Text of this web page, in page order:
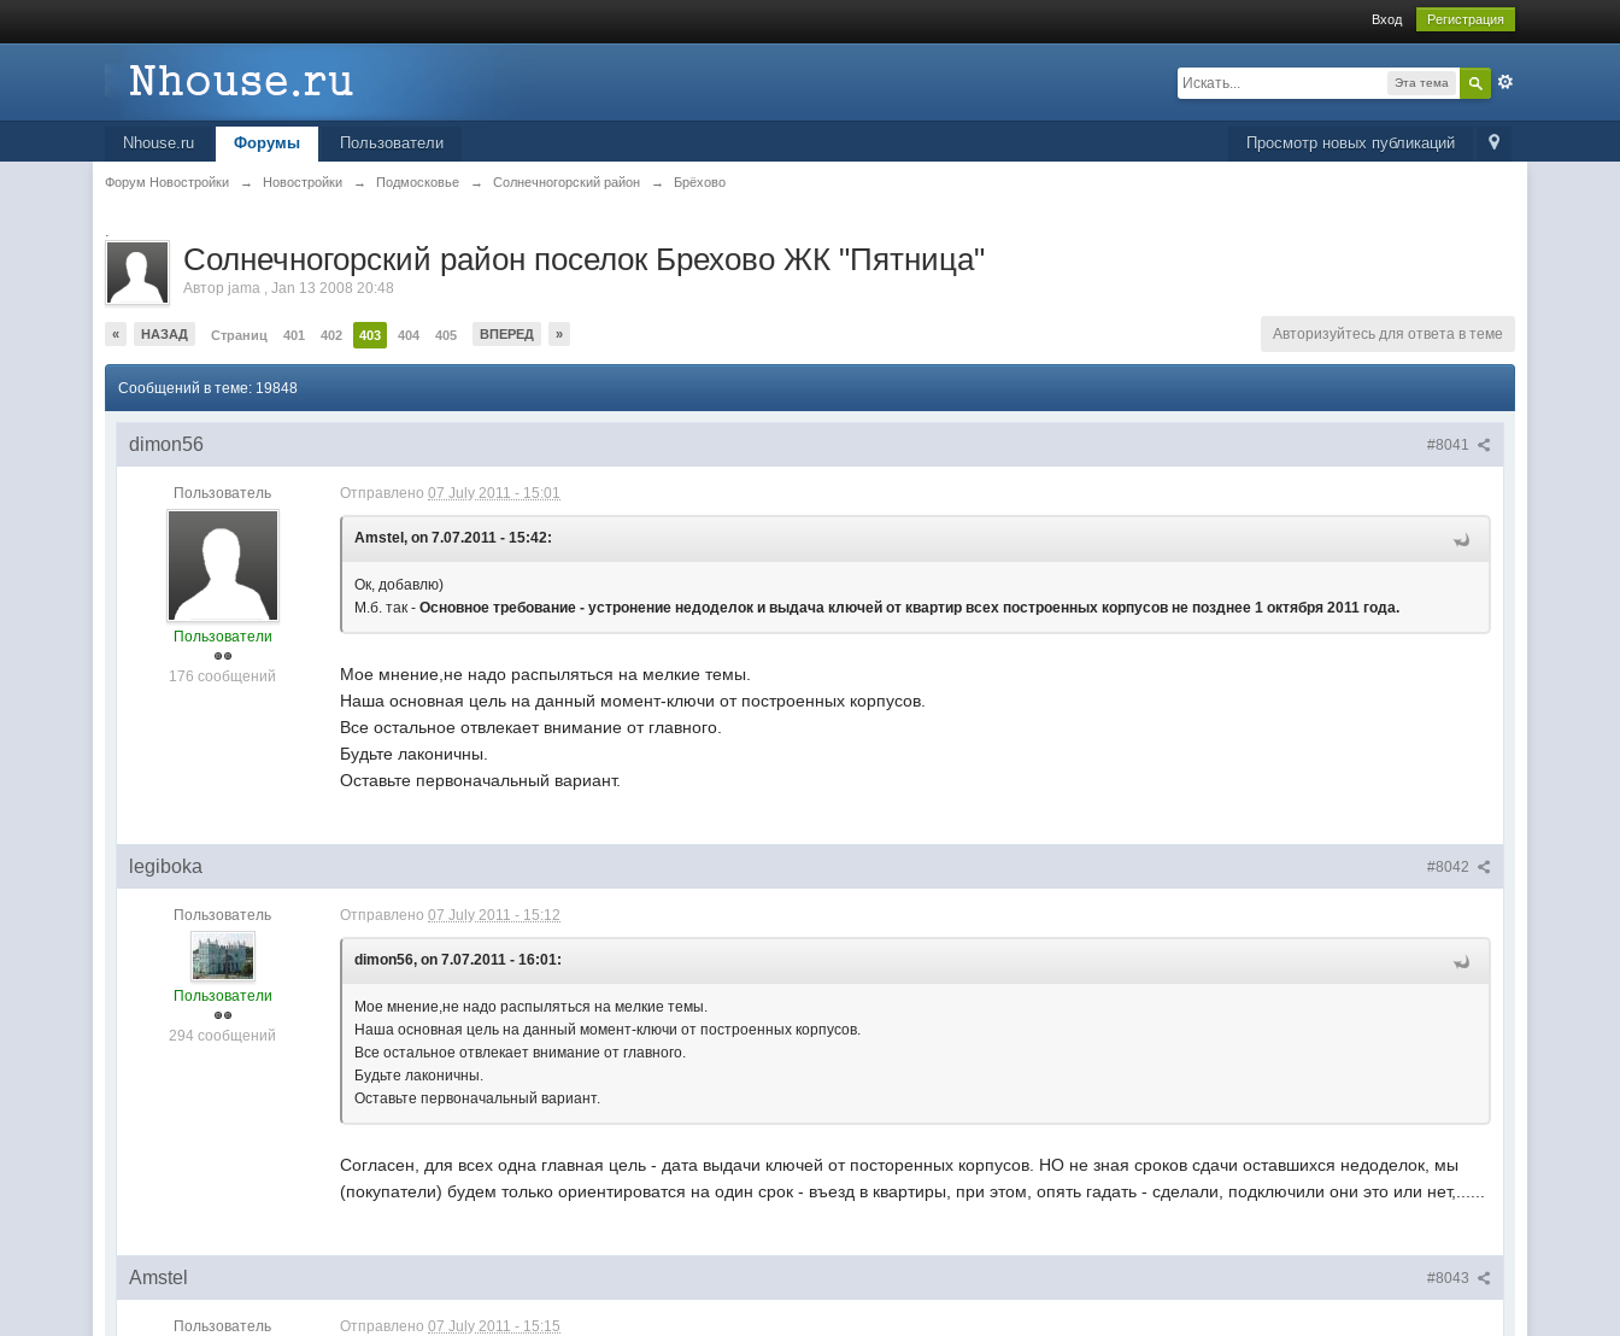
Вход Регистрация
Эта тема
Просмотр новых публикаций
Nhouse.ru Форумы Пользователи
Форум Новостройки → Новостройки → Подмосковье → Солнечногорский район → Брёхово
.
Cолнечногорский район поселок Брехово ЖК "Пятница"
Автор jama ,Jan 13 2008 20:48
« НАЗАД Страниц 401 402 403 404 405 ВПЕРЕД » Авторизуйтесь для ответа в теме
Сообщений в теме: 19848
#8041
dimon56
Пользователь
Пользователи
176 сообщений
Отправлено07 July 2011 - 15:01
Amstel, on 7.07.2011 - 15:42:
Ок, добавлю)
М.б. так -Основное требование - устронение недоделок и выдача ключей от квартир всех построенных корпусов не позднее 1 октября 2011 года.
Мое мнение,не надо распыляться на мелкие темы.
Наша основная цель на данный момент-ключи от построенных корпусов.
Все остальное отвлекает внимание от главного.
Будьте лаконичны.
Оставьте первоначальный вариант.
#8042
legiboka
Пользователь
Пользователи
294 сообщений
Отправлено07 July 2011 - 15:12
dimon56, on 7.07.2011 - 16:01:
Мое мнение,не надо распыляться на мелкие темы.
Наша основная цель на данный момент-ключи от построенных корпусов.
Все остальное отвлекает внимание от главного.
Будьте лаконичны.
Оставьте первоначальный вариант.
Согласен, для всех одна главная цель - дата выдачи ключей от посторенных корпусов. НО не зная сроков сдачи оставшихся недоделок, мы
(покупатели) будем только ориентироватся на один срок - въезд в квартиры, при этом, опять гадать - сделали, подключили они это или нет,......
#8043
Amstel
Пользователь Отправлено07 July 2011 - 15:15